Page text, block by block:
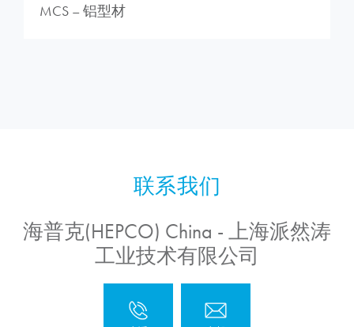
MCS – 铝型材
海普克(HEPCO) China - 上海派然涛
工业技术有限公司